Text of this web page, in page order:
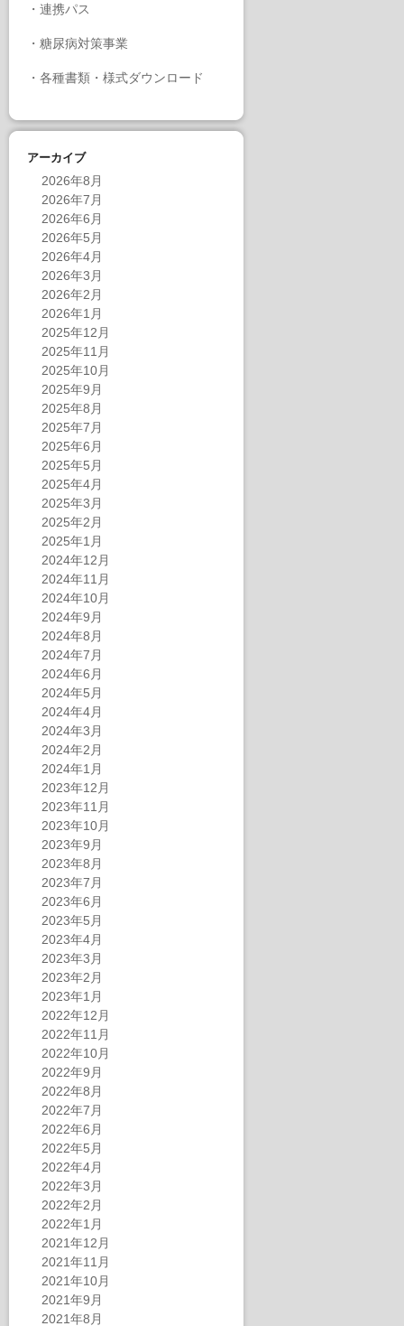
・ 連携パス
・ 糖尿病対策事業
・ 各種書類・様式ダウンロード
アーカイブ
2026年8月
2026年7月
2026年6月
2026年5月
2026年4月
2026年3月
2026年2月
2026年1月
2025年12月
2025年11月
2025年10月
2025年9月
2025年8月
2025年7月
2025年6月
2025年5月
2025年4月
2025年3月
2025年2月
2025年1月
2024年12月
2024年11月
2024年10月
2024年9月
2024年8月
2024年7月
2024年6月
2024年5月
2024年4月
2024年3月
2024年2月
2024年1月
2023年12月
2023年11月
2023年10月
2023年9月
2023年8月
2023年7月
2023年6月
2023年5月
2023年4月
2023年3月
2023年2月
2023年1月
2022年12月
2022年11月
2022年10月
2022年9月
2022年8月
2022年7月
2022年6月
2022年5月
2022年4月
2022年3月
2022年2月
2022年1月
2021年12月
2021年11月
2021年10月
2021年9月
2021年8月